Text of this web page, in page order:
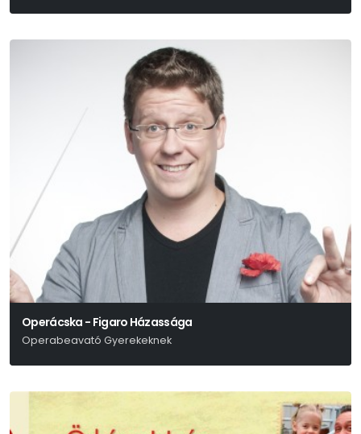
Operácska - Figaro Házassága
Operabeavató Gyerekeknek